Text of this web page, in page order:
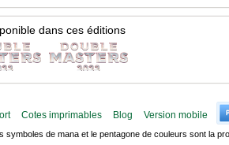
dans ces éditions
Cotes imprimables Blog Version mobile
de mana et le pentagone de couleurs sont la